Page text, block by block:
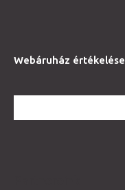
Webáruház értékelése